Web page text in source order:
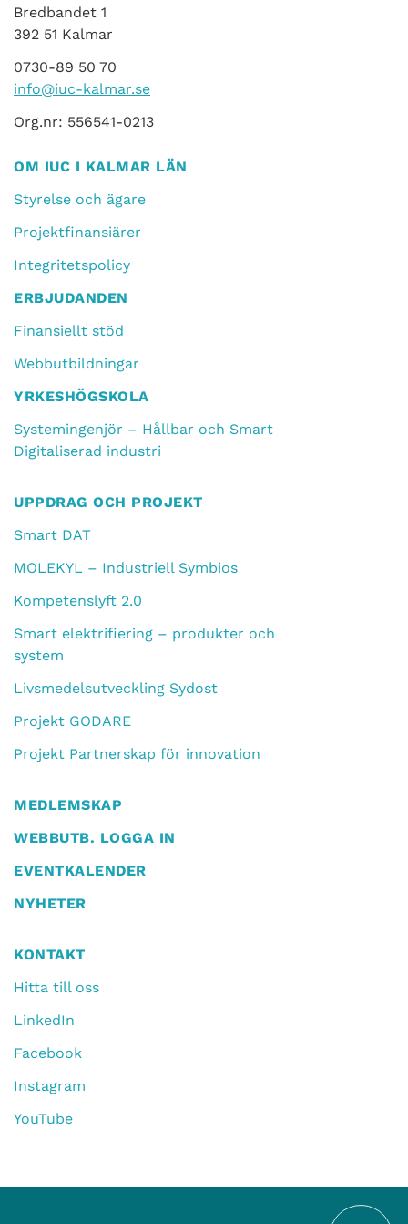
Bredbandet 1
392 51 Kalmar
0730-89 50 70
info@iuc-kalmar.se
Org.nr: 556541-0213
OM IUC I KALMAR LÄN
Styrelse och ägare
Projektfinansiärer
Integritetspolicy
ERBJUDANDEN
Finansiellt stöd
Webbutbildningar
YRKESHÖGSKOLA
Systemingenjör – Hållbar och Smart
Digitaliserad industri
UPPDRAG OCH PROJEKT
Smart DAT
MOLEKYL – Industriell Symbios
Kompetenslyft 2.0
Smart elektrifiering – produkter och
system
Livsmedelsutveckling Sydost
Projekt GODARE
Projekt Partnerskap för innovation
MEDLEMSKAP
WEBBUTB. LOGGA IN
EVENTKALENDER
NYHETER
KONTAKT
Hitta till oss
LinkedIn
Facebook
Instagram
YouTube